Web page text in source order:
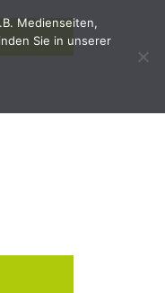
Medienseiten,
Sie in unserer